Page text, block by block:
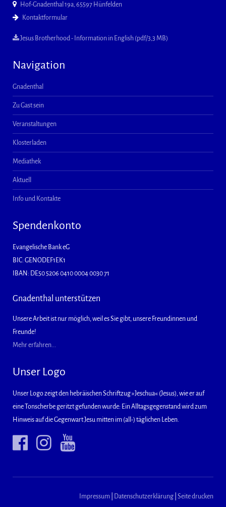
Hof-Gnadenthal 19a, 65597 Hünfelden
Kontaktformular
Jesus Brotherhood - Information in English (pdf/3,3 MB)
Navigation
Gnadenthal
Zu Gast sein
Veranstaltungen
Klosterladen
Mediathek
Aktuell
Info und Kontakte
Spendenkonto
Evangelische Bank eG
BIC: GENODEF1EK1
IBAN: DE50 5206 0410 0004 0030 71
Gnadenthal unterstützen
Unsere Arbeit ist nur möglich, weil es Sie gibt, unsere Freundinnen und
Freunde!
Mehr erfahren...
Unser Logo
Unser Logo zeigt den hebräischen Schriftzug »Jeschua« (Jesus), wie er auf
eine Tonscherbe geritzt gefunden wurde: Ein Alltagsgegenstand wird zum
Hinweis auf die Gegenwart Jesu mitten im (all-) täglichen Leben.
Impressum Datenschutzerklärung Seite drucken